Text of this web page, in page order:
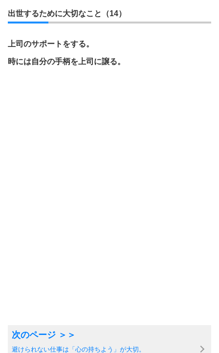
出世するために大切なこと（14）
上司のサポートをする。
時には自分の手柄を上司に譲る。
避けられない仕事は「心の持ちよう」が大切。